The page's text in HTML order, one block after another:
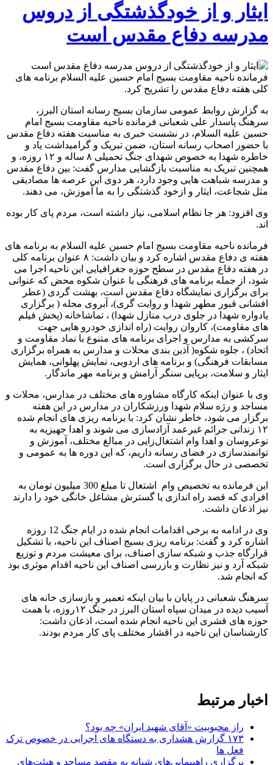
ایثار و از خودگذشتگی از دروس
مدرسه دفاع مقدس است
فرمانده ناحیه مقاومت بسیج امام حسین علیه السلام برنامه های
کلی هفته دفاع مقدس را تشریح کرد.
به گزارش روابط عمومی سازمان بسیج رسانه استان البرز،
سرهنگ پاسدار علی شعبانی فرمانده ناحیه مقاومت بسیج امام
حسین علیه السلام، در نشست خبری به مناسبت هفته دفاع مقدس
با حضور اصحاب رسانه استان، ضمن تبریک و گرامیداشت یاد و
خاطره شهدا به خصوص شهدای جنگ تحمیلی ۸ ساله و ۱۲ روزه، و
همچنین تبریک به مناسبت بازگشایی مدارس گفت: بین دفاع مقدس
و مدرسه شباهت هایی وجود دارد، هر دوی این عرصه ها مصادیقی
مثل شجاعت، ایثار و ازخود گذشتگی را به ما آموزش، می دهند.
وی افزود: هر جا نظام اسلامی، نیاز داشته است، مردم پای کار بوده
اند.
فرمانده ناحیه مقاومت بسیج امام حسین علیه السلام به برنامه های
هفته ی دفاع مقدس اشاره کرد و بیان داشت: ۸ عنوان برنامه کلی
در هفته دفاع مقدس در سطح حوزه جغرافیایی این ناحیه اجرا می
شود، از جمله برنامه های فرهنگی با عنوان شکوه محض که عنوانی
برای برگزاری نمایشگاه دفاع مقدس است، بهشت گردی (عطر
افشانی قبور مطهر شهدا و روایت گری)، آبروی محله ( برگزاری
یادواره شهدا در جلوی درب منازل شهدا) ، تماشاخانه (پخش فیلم
های مقاومت)، کاروان روایت (راه اندازی خودرو هایی جهت
سرکشی به مدارس و اجرای برنامه های متنوع با نماد مقاومت و
اتحاد) ، جلوه شکوه( آذین بندی محلات و مدارس به همراه برگزاری
مسابقات فرهنگی) و برنامه های اردویی، نمایش پهلوانی، همایش
ایثار و سلامت، برپایی سنگر آرامش و برنامه مهر ماندگار.
وی با عنوان اینکه کارگاه مشاوره های مختلف در مدارس، محلات و
مساجد و رژه سلام شهدا ورزشکاران در مدارس در این هفته
برگزار می شود، خاطر نشان کرد: با برنامه ریزی های انجام شده
۱۲ زندانی جرائم غیرعمد آزادسازی می شوند و اهدا جهیزیه به
نوعروسان و اهدا وام اشتغال‌زایی در مبالغ مختلف، آموزش و
توانمندسازی در فضای رسانه داریم، که این دوره ها به عمومی و
تخصصی در حال برگزاری است.
این فرمانده به تخصیص وام اشتغال تا مبلغ 300 میلیون تومان به
افرادی که قصد راه اندازی یا گسترش مشاغل خانگی خود را دارند
نیز اذعان داشت.
وی در ادامه به برخی اقدامات انجام شده در ایام جنگ 12 روزه
اشاره کرد و گفت: برنامه ریزی بسیج اصناف این ناحیه، با تشکیل
قرارگاه جذب و شبکه سازی اصناف، برای معیشت مردم و توزیع
شبکه آرد و نیز نظارت و بازرسی اصناف این ناحیه اقدام موثری بود
که انجام شد.
سرهنگ شعبانی در پایان با بیان اینکه تعمیر و بازسازی خانه های
آسیب دیده در میدان سپاه استان البرز در جنگ ۱۲روزه، با همت
حوزه های قشری این ناحیه انجام شده است، اذعان داشت:
کارشناسان این ناحیه در اقشار مختلف پای کار مردم بودند.
اخبار مرتبط
راز محبوبیت «آقای شهید ایران» چه بود؟
۱۷۳ گزارش هشداری به دستگاه های اجرایی در خصوص ترک
فعل ها
برگزاری راهپیمایی‌های شبانه به مقصد مساجد و هیئت‌های